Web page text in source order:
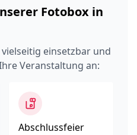
Fotobox in
einsetzbar und
Veranstaltung an:
Abschlussfeier